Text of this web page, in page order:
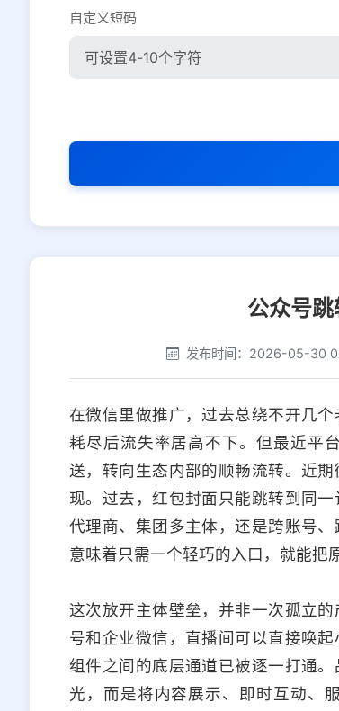
自定义短码
社交平台 电商平台
选择防红平台类型，避免链接被拦截
公众号
发布时间：2026-05-30
在微信里做推广，过去总绕不开几
耗尽后流失率居高不下。但最近平
送，转向生态内部的顺畅流转。近
现。过去，红包封面只能跳转到同
代理商、集团多主体，还是跨账号
意味着只需一个轻巧的入口，就能把
这次放开主体壁垒，并非一次孤立
号和企业微信，直播间可以直接唤
组件之间的底层通道已被逐一打通
光，而是将内容展示、即时互动、